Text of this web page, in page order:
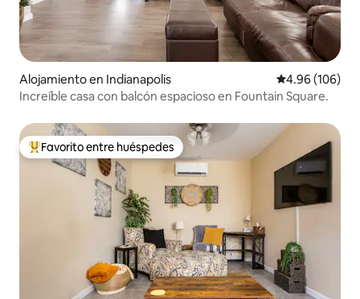
Alojamiento en Indianapolis Calificación
4.96 (106)
Increíble casa con balcón espacioso en Fountain Square.
Favorito entre huéspedes preferido
Favorito entre huéspedes